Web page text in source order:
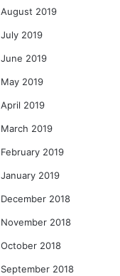
August 2019
July 2019
June 2019
May 2019
April 2019
March 2019
February 2019
January 2019
December 2018
November 2018
October 2018
September 2018